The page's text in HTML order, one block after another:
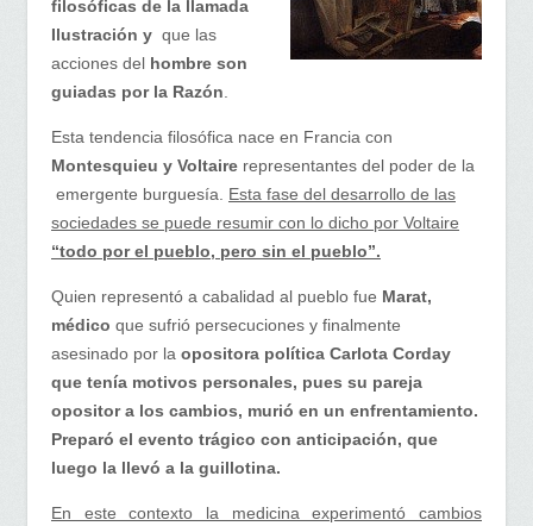
filosóficas de la llamada
Ilustración y que las
acciones del hombre son
guiadas por la Razón
Esta tendencia filosófica nace en Francia con
Montesquieu y Voltaire representantes del poder de la
emergente burguesía. Esta fase del desarrollo de las
sociedades se puede resumir con lo dicho por Voltaire
“todo por el pueblo, pero sin el pueblo”.
Quien representó a cabalidad al pueblo fue Marat,
médico que sufrió persecuciones y finalmente
asesinado por la opositora política Carlota Corday
que tenía motivos personales, pues su pareja
opositor a los cambios, murió en un enfrentamiento.
Preparó el evento trágico con anticipación, que
luego la llevó a la guillotina.
En este contexto la medicina experimentó cambios